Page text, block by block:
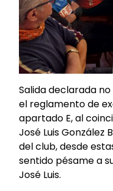
Salida declarada
el reglamento de
apartado E, al
José Luis González
del club, desde
sentido pésame a
José Luis.